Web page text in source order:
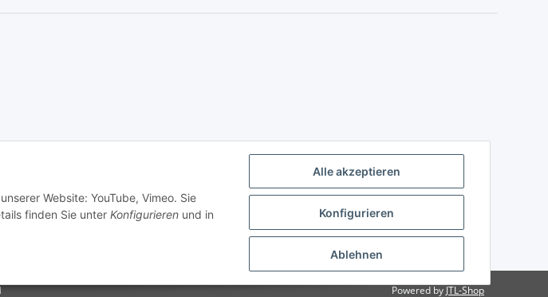
Alle akzeptieren
Konfigurieren
Ablehnen
Website: YouTube, Vimeo. Sie
finden Sie unter Konfigurieren und in
Powered by JTL-Shop